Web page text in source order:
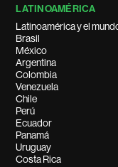
LATINOAMÉRICA
Latinoamérica y el
Brasil
México
Argentina
Colombia
Venezuela
Chile
Perú
Ecuador
Panamá
Uruguay
Costa Rica